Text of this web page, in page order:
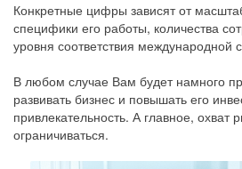
Конкретные цифры зависят от
специфики его работы, количества
уровня соответствия международной
В любом случае Вам будет намного
развивать бизнес и повышать его
привлекательность. А главное, охват
ограничиваться.